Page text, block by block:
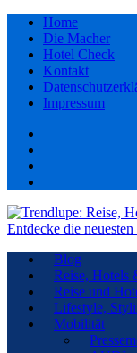
Home
Die Macher
Hotel Check
Kontakt
Impressum
Blog
Reise, Hotels
Reise und
Lifestyle,
Mobilität